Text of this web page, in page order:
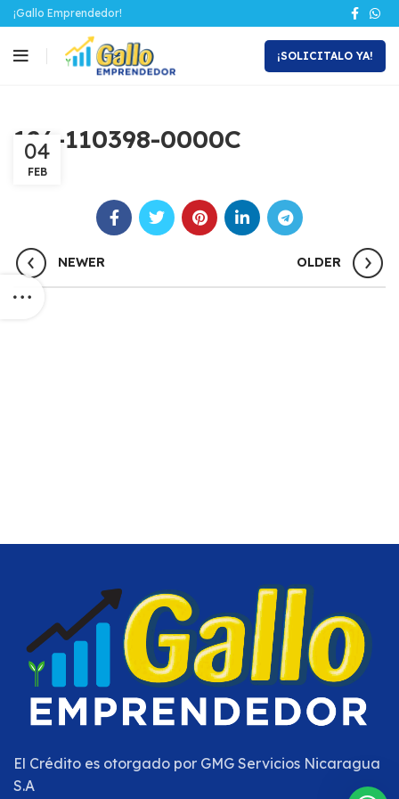
¡Gallo Emprendedor!
¡SOLICITALO YA!
126-110398-0000C
04
FEB
NEWER OLDER
El Crédito es otorgado por GMG Servicios Nicaragua
S.A